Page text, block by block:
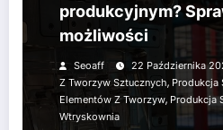
produkcyjnym?
możliwości
Seoaff 22 Października
Z Tworzyw Sztucznych, Produkcja
Elementów Z Tworzyw, Produkcja
Wtryskownia